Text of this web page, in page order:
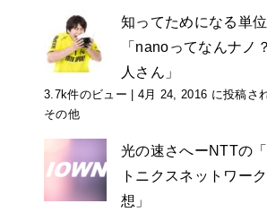
知ってためになる単位
「nanoってなんナ
人さん」
3.7k件のビュー 4月 24, 2016 に投稿さ
その他
光の速さへーNTTの
トニクスネットワー
想」